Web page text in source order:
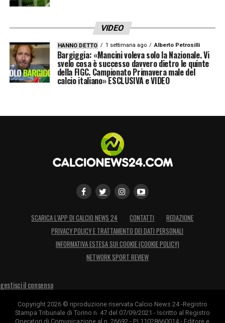
VIDEO
HANNO DETTO 1 settimana ago Alberto Petrosilli
Bargiggia: «Mancini voleva solo la Nazionale. Vi
svelo cosa è successo davvero dietro le quinte
della FIGC. Campionato Primavera male del
calcio italiano» ESCLUSIVA e VIDEO
SCARICA L’APP DI CALCIO NEWS 24 CONTATTI
REDAZIONE
PRIVACY POLICY E TRATTAMENTO DEI DATI PERSONALI
INFORMATIVA ESTESA SUI COOKIE (COOKIE POLICY)
NETWORK SPORT REVIEW
gestisci il consenso
Copyright 2026 © riproduzione riservata Calcio News 24 -Registro
Stampa Tribunale di Torino n. 47 del 07/09/2021 - Iscritto al Registro
Operatori di Comunicazione al n. 26692 - P.I.11028660014 - Editore e